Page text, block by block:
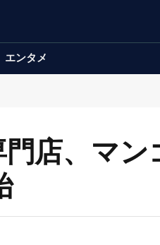
エンタメ
店、マン